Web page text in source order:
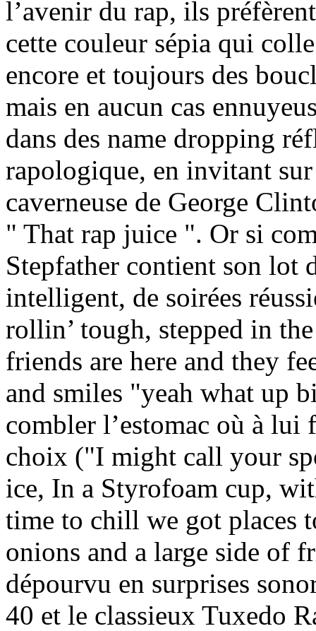
l’avenir du rap, ils
cette couleur sépia qui
encore et toujours des
mais en aucun cas
dans des name dropping
rapologique, en invitant
caverneuse de George
" That rap juice ". Or si
Stepfather contient son lot
intelligent, de soirées
rollin’ tough, stepped in
friends are here and they
and smiles "yeah what up
combler l’estomac où à lui
choix ("I might call your
ice, In a Styrofoam cup,
time to chill we got places
onions and a large side of
dépourvu en surprises
40 et le classieux Tuxedo